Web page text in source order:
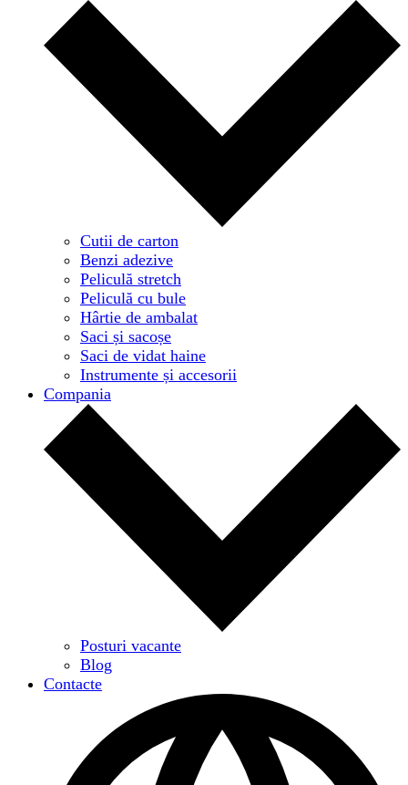
Cutii de carton
Benzi adezive
Peliculă stretch
Peliculă cu bule
Hârtie de ambalat
Saci și sacoșe
Saci de vidat haine
Instrumente și accesorii
Compania
Posturi vacante
Blog
Contacte